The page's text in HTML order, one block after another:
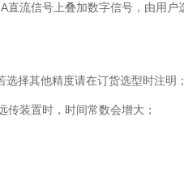
流信号上叠加数字信号，由用户
择其他精度请在订货选型时注明；
装置时，时间常数会增大；